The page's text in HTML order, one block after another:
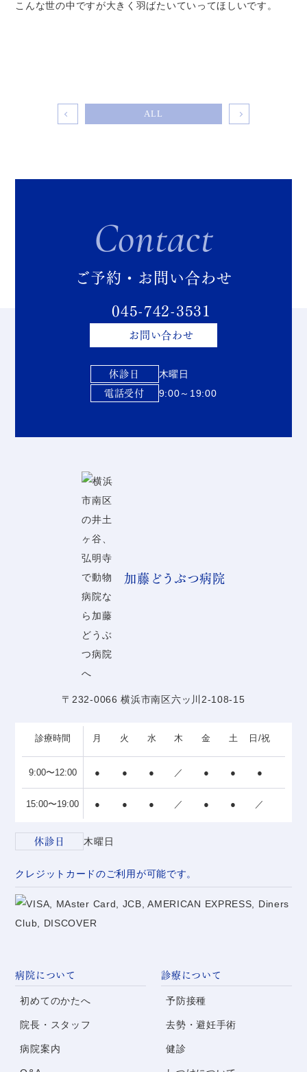
こんな世の中ですが大きく羽ばたいていってほしいです。
ALL
Contact
ご予約・お問い合わせ
045-742-3531
お問い合わせ
休診日 木曜日
電話受付 9:00～19:00
加藤どうぶつ病院
〒232-0066 横浜市南区六ッ川2-108-15
診療時間 月 火 水 木 金 土 日/祝
9:00〜12:00 ● ● ● ／ ● ● ●
15:00〜19:00 ● ● ● ／ ● ● ／
休診日 木曜日
クレジットカードのご利用が可能です。
病院について
初めてのかたへ
院長・スタッフ
病院案内
診療について
予防接種
去勢・避妊手術
健診